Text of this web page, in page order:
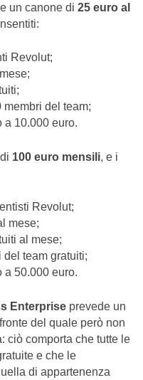
un canone di 25 euro al
Revolut;
del team;
a 10.000 euro.
100 euro mensili, e i
Revolut;
mese;
al mese;
team gratuiti;
a 50.000 euro.
Enterprise prevede un
del quale però non
ciò comporta che tutte le
e che le
di appartenenza